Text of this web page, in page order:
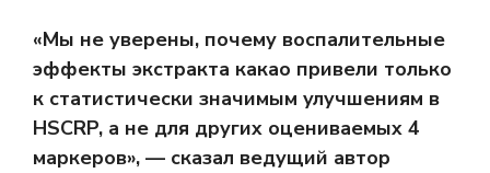
«Мы не уверены, почему воспалительные
эффекты экстракта какао привели только
к статистически значимым улучшениям в
HSCRP, а не для других оцениваемых 4
маркеров», — сказал ведущий автор